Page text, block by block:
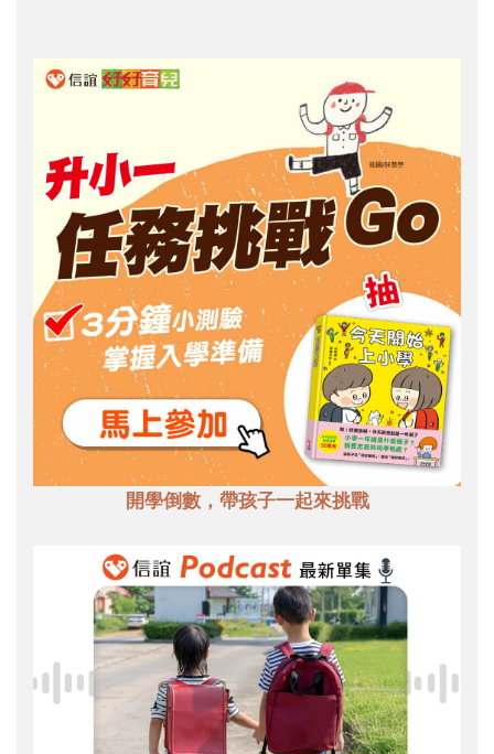
開學倒數，帶孩子一起來挑戰